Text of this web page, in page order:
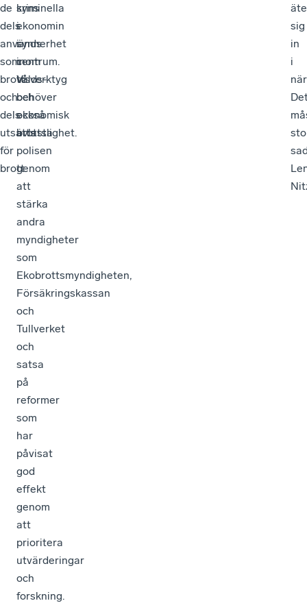
de
dels
används
som
brottsverktyg
och
dels
utsätts
för
brott.
syns
i
synnerhet
inom
vålds-
och
ekonomisk
brottslighet.
kriminella
ekonomin
i
centrum.
Vi
behöver
också
avlasta
polisen
genom
att
stärka
andra
myndigheter
som
Ekobrottsmyndigheten,
Försäkringskassan
och
Tullverket
och
satsa
på
reformer
som
har
påvisat
god
effekt
genom
att
prioritera
utvärderingar
och
forskning.
sig
in
i